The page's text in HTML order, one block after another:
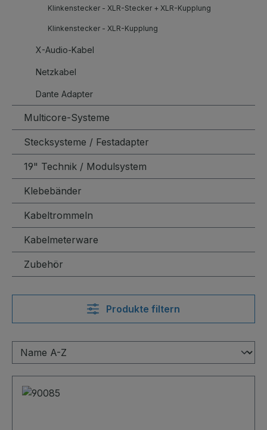
Klinkenstecker - XLR-Stecker + XLR-Kupplung
Klinkenstecker - XLR-Kupplung
X-Audio-Kabel
Netzkabel
Dante Adapter
Multicore-Systeme
Stecksysteme / Festadapter
19" Technik / Modulsystem
Klebebänder
Kabeltrommeln
Kabelmeterware
Zubehör
Produkte filtern